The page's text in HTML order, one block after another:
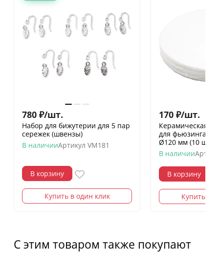
780 ₽/шт.
Набор для бижутерии для 5 пар
сережек (швензы)
В наличииАртикул VM181
В корзину
Купить в один клик
170 ₽/шт.
Керамическая
для фьюзинга в
Ø120 мм (10 шт)
В наличии
В корзину
Купить в
С этим товаром также покупают